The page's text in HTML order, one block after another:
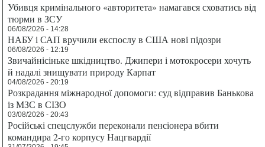
Убивця кримінального «авторитета» намагався сховатись від
тюрми в ЗСУ
06/08/2026 - 14:28
НАБУ і САП вручили експослу в США нові підозри
06/08/2026 - 12:19
Звичайнісіньке шкідництво. Джипери і мотокросери хочуть
й надалі знищувати природу Карпат
04/08/2026 - 20:19
Розкрадання міжнародної допомоги: суд відправив Банькова
із МЗС в СІЗО
03/08/2026 - 20:43
Російські спецслужби переконали пенсіонера вбити
командира 2-го корпусу Нацгвардії